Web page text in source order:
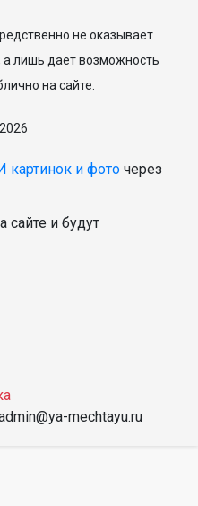
не оказывает
лишь дает возможность
на сайте.
картинок и фото через
и будут
mechtayu.ru